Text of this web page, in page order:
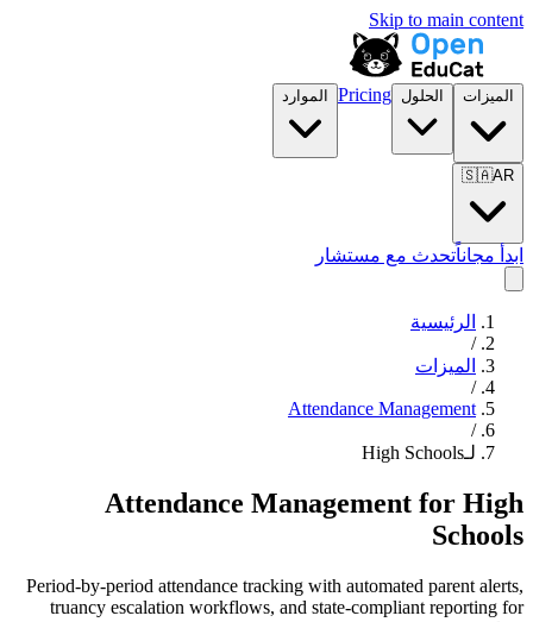
Skip to main content
الميزات الحلول Pricing الموارد
🇸🇦AR
ابدأ مجاناًتحدث مع مستشار
الرئيسية
/
الميزات
/
Attendance Management
/
لـHigh Schools
Attendance Management for High
Schools
Period-by-period attendance tracking with automated parent alerts,
truancy escalation workflows, and state-compliant reporting for